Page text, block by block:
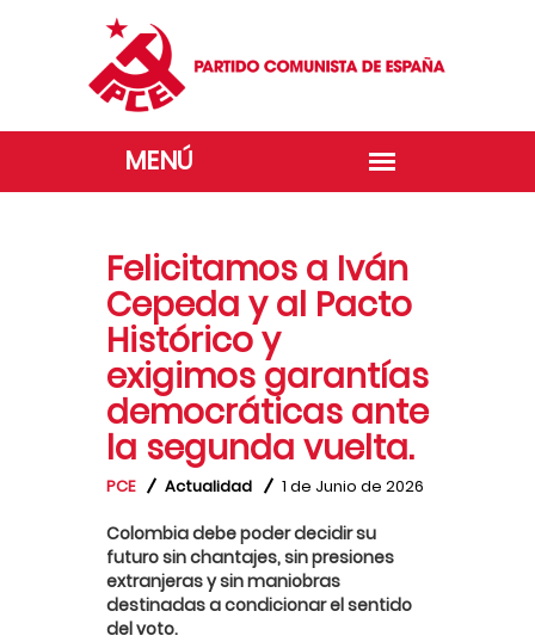
Felicitamos a Iván
Cepeda y al Pacto
Histórico y
exigimos garantías
democráticas ante
la segunda vuelta.
PCE Actualidad 1 de Junio de 2026
Colombia debe poder decidir su
futuro sin chantajes, sin presiones
extranjeras y sin maniobras
destinadas a condicionar el sentido
del voto.